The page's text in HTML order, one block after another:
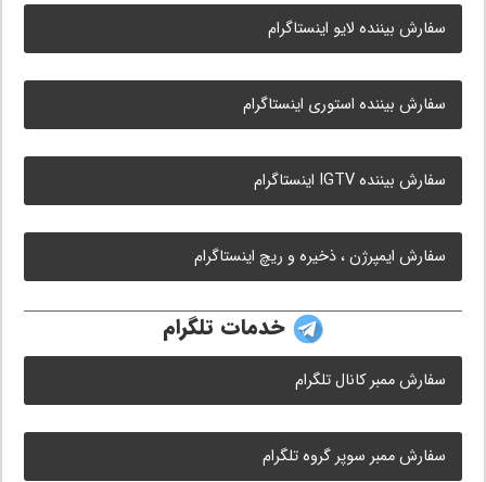
سفارش بیننده لایو اینستاگرام
سفارش بیننده استوری اینستاگرام
سفارش بیننده IGTV اینستاگرام
سفارش ایمپرژن ، ذخیره و ریچ اینستاگرام
خدمات تلگرام
سفارش ممبر کانال تلگرام
سفارش ممبر سوپر گروه تلگرام